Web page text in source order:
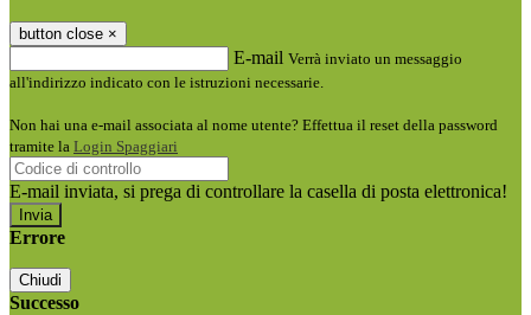
button close ×
E-mail Verrà inviato un messaggio
all'indirizzo indicato con le istruzioni necessarie.
Non hai una e-mail associata al nome utente? Effettua il reset della password
tramite la Login Spaggiari
E-mail inviata, si prega di controllare la casella di posta elettronica!
Errore
Chiudi
Successo